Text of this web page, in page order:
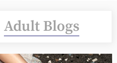
Adult Blogs